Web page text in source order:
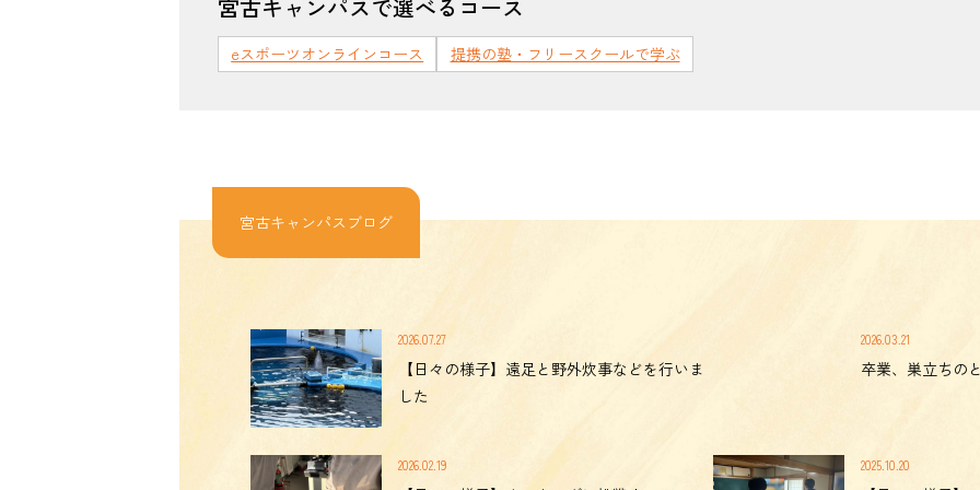
宮古キャンパスで選べるコース
eスポーツオンラインコース 提携の塾・フリースクールで学ぶ
宮古キャンパスブログ
2026.07.27
【日々の様子】遠足と野外炊事などを行いま
した
2026.03.21
卒業、巣立ちの
2026.02.19 2025.10.20